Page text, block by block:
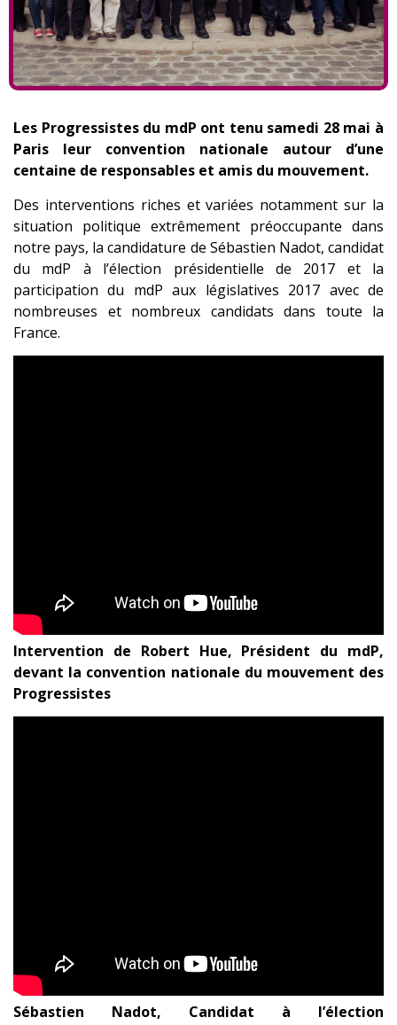
Les Progressistes du mdP ont tenu samedi 28 mai à
Paris leur convention nationale autour d’une
centaine de responsables et amis du mouvement.
Des interventions riches et variées notamment sur la
situation politique extrêmement préoccupante dans
notre pays, la candidature de Sébastien Nadot, candidat
du mdP à l’élection présidentielle de 2017 et la
participation du mdP aux législatives 2017 avec de
nombreuses et nombreux candidats dans toute la
France.
Intervention de Robert Hue, Président du mdP,
devant la convention nationale du mouvement des
Progressistes
Sébastien Nadot, Candidat à l’élection